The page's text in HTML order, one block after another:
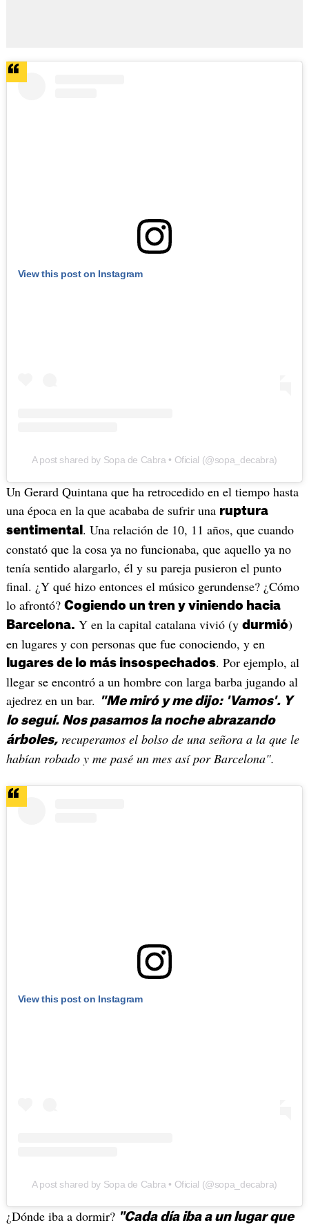
View this post on Instagram
A post shared by Sopa de Cabra • Oficial (@sopa_decabra)
Un Gerard Quintana que ha retrocedido en el tiempo hasta
una época en la que acababa de sufrir una ruptura
sentimental . Una relación de 10, 11 años, que cuando
constató que la cosa ya no funcionaba, que aquello ya no
tenía sentido alargarlo, él y su pareja pusieron el punto
final. ¿Y qué hizo entonces el músico gerundense? ¿Cómo
lo afrontó? Cogiendo un tren y viniendo hacia
Barcelona. Y en la capital catalana vivió (y durmió)
en lugares y con personas que fue conociendo, y en
lugares de lo más insospechados. Por ejemplo, al
llegar se encontró a un hombre con larga barba jugando al
ajedrez en un bar.
"Me miró y me dijo: 'Vamos'. Y
lo seguí. Nos pasamos la noche abrazando
árboles,recuperamos el bolso de una señora a la que le
habían robado y me pasé un mes así por Barcelona".
View this post on Instagram
A post shared by Sopa de Cabra • Oficial (@sopa_decabra)
¿Dónde iba a dormir?"Cada día iba a un lugar que